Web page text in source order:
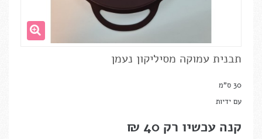
תבנית עמוקה מסיליקון נעמן
30 ס"מ
עם ידיות
קנה עכשיו רק 40 ₪‎